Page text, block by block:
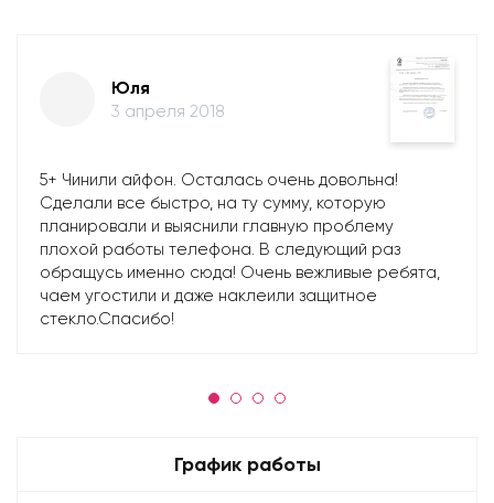
Юля
3 апреля 2018
5+ Чинили айфон. Осталась очень довольна!
Сделали все быстро, на ту сумму, которую
планировали и выяснили главную проблему
плохой работы телефона. В следующий раз
обращусь именно сюда! Очень вежливые ребята,
чаем угостили и даже наклеили защитное
стекло.Спасибо!
График работы